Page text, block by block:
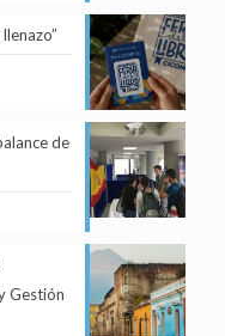
de
Gestión